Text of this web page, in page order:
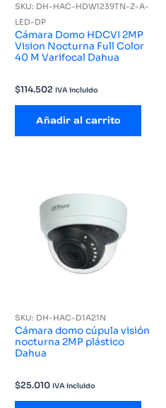
SKU: DH-HAC-HDW1239TN-Z-A-
LED-DP
Cámara Domo HDCVI 2MP
Vision Nocturna Full Color
40 M Varifocal Dahua
$114.502 IVA incluido
Añadir al carrito
SKU: DH-HAC-D1A21N
Cámara domo cúpula visión
nocturna 2MP plástico
Dahua
$25.010 IVA incluido